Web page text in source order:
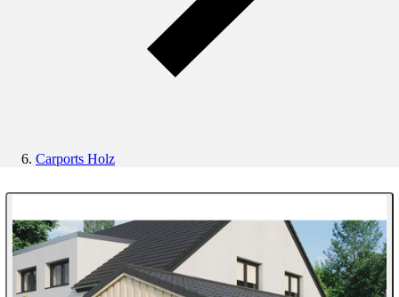
Carports Holz